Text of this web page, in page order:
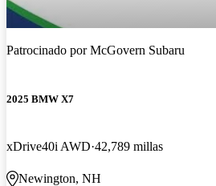
Patrocinado porMcGovern Subaru
2025 BMW X7
xDrive40i AWD 42,789 millas
Newington, NH